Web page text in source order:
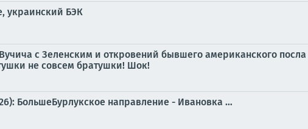
украинский БЭК
с Зеленским и откровений бывшего американского
не совсем братушки! Шок!
БольшеБурлукское направление - Ивановка …